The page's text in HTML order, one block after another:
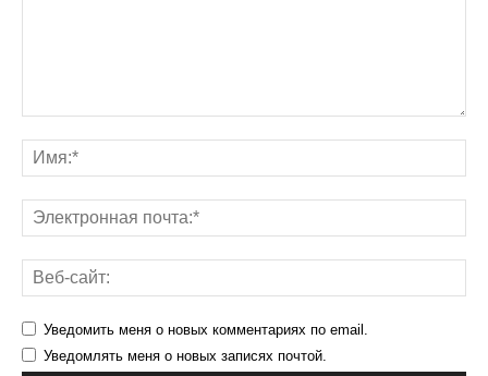
Уведомить меня о новых комментариях по email.
Уведомлять меня о новых записях почтой.